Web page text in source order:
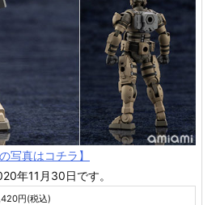
写真はコチラ】
年11月30日です。
円(税込)